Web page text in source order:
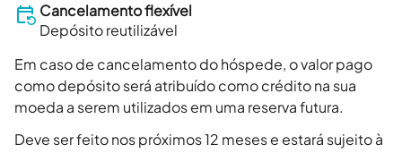
Cancelamento flexível
Depósito reutilizável
Em caso de cancelamento do hóspede, o valor pago
como depósito será atribuído como crédito na sua
moeda a serem utilizados em uma reserva futura.
Deve ser feito nos próximos 12 meses e estará sujeito à